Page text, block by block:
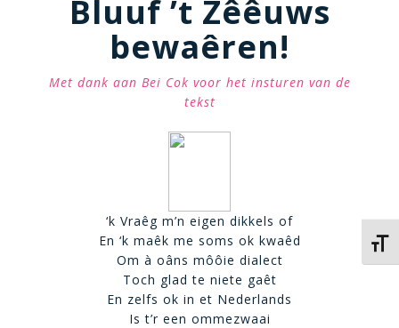
Bluuf ’t Zêêuws
bewaêren!
Met dank aan Bei Cok voor het insturen van de
tekst
‘k Vraêg m’n eigen dikkels of
En ‘k maêk me soms ok kwaêd
Om à oâns môôie dialect
Toch glad te niete gaêt
En zelfs ok in et Nederlands
Is t’r een ommezwaai